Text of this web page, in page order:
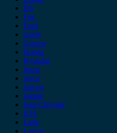
DS
Fiat
Ford
Geely
Gonow
Honda
Hyundai
Isuzu
iveco
Jaecoo
Jaguar
Jeep Chrysler
KIA
Lada
Lancia